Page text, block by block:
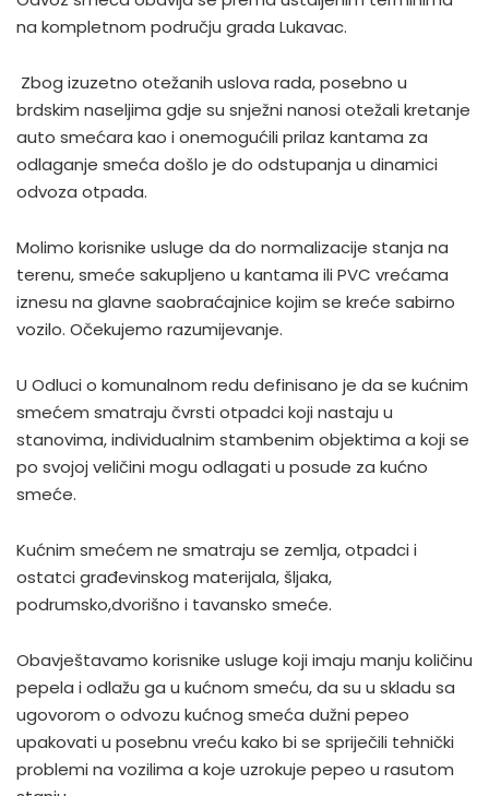
na kompletnom području grada Lukavac.
Zbog izuzetno otežanih uslova rada, posebno u
brdskim naseljima gdje su snježni nanosi otežali kretanje
auto smećara kao i onemogućili prilaz kantama za
odlaganje smeća došlo je do odstupanja u dinamici
odvoza otpada.
Molimo korisnike usluge da do normalizacije stanja na
terenu, smeće sakupljeno u kantama ili PVC vrećama
iznesu na glavne saobraćajnice kojim se kreće sabirno
vozilo. Očekujemo razumijevanje.
U Odluci o komunalnom redu definisano je da se kućnim
smećem smatraju čvrsti otpadci koji nastaju u
stanovima, individualnim stambenim objektima a koji se
po svojoj veličini mogu odlagati u posude za kućno
smeće.
Kućnim smećem ne smatraju se zemlja, otpadci i
ostatci građevinskog materijala, šljaka,
podrumsko,dvorišno i tavansko smeće.
Obavještavamo korisnike usluge koji imaju manju količinu
pepela i odlažu ga u kućnom smeću, da su u skladu sa
ugovorom o odvozu kućnog smeća dužni pepeo
upakovati u posebnu vreću kako bi se spriječili tehnički
problemi na vozilima a koje uzrokuje pepeo u rasutom